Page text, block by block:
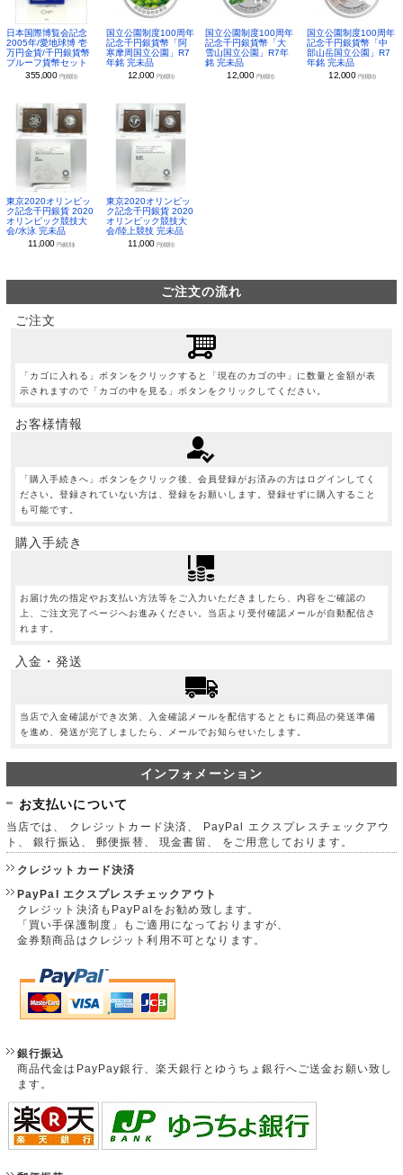
日本国際博覧会記念
2005年/愛地球博 壱
万円金貨/千円銀貨幣
プルーフ貨幣セット
355,000 円(税別)
国立公園制度100周年
記念千円銀貨幣「阿
寒摩周国立公園」R7
年銘 完未品
12,000 円(税別)
国立公園制度100周年
記念千円銀貨幣「大
雪山国立公園」R7年
銘 完未品
12,000 円(税別)
国立公園制度100周年
記念千円銀貨幣「中
部山岳国立公園」R7
年銘 完未品
12,000 円(税別)
東京2020オリンピッ
ク記念千円銀貨 2020
オリンピック競技大
会/水泳 完未品
11,000円(税別)
東京2020オリンピッ
ク記念千円銀貨 2020
オリンピック競技大
会/陸上競技 完未品
11,000 円(税別)
ご注文の流れ
ご注文
「カゴに入れる」ボタンをクリックすると「現在のカゴの中」に数量と金額が表
示されますので「カゴの中を見る」ボタンをクリックしてください。
お客様情報
「購入手続きへ」ボタンをクリック後、会員登録がお済みの方はログインしてく
ださい。登録されていない方は、登録をお願いします。登録せずに購入すること
も可能です。
購入手続き
お届け先の指定やお支払い方法等をご入力いただきましたら、内容をご確認の
上、ご注文完了ページへお進みください。当店より受付確認メールが自動配信さ
れます。
入金・発送
当店で入金確認ができ次第、入金確認メールを配信するとともに商品の発送準備
を進め、発送が完了しましたら、メールでお知らせいたします。
インフォメーション
お支払いについて
当店では、 クレジットカード決済、 PayPal エクスプレスチェックアウ
ト、 銀行振込、 郵便振替、 現金書留、 をご用意しております。
クレジットカード決済
PayPal エクスプレスチェックアウト
クレジット決済もPayPalをお勧め致します。
「買い手保護制度」もご適用になっておりますが、
金券類商品はクレジット利用不可となります。
銀行振込
商品代金はPayPay銀行、楽天銀行とゆうちょ銀行へご送金お願い致し
ます。